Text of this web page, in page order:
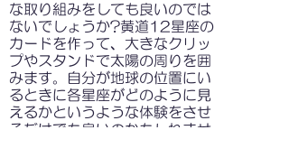
な取り組みをしても良いのでは
ないでしょうか?黄道12星座の
カードを作って、大きなクリッ
プやスタンドで太陽の周りを囲
みます。自分が地球の位置にい
るときに各星座がどのように見
えるかというような体験をさせ
るだけでも良いのかもしれませ